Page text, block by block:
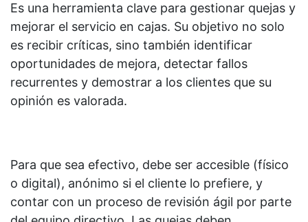
Es una herramienta clave para gestionar quejas y
mejorar el servicio en cajas. Su objetivo no solo
es recibir críticas, sino también identificar
oportunidades de mejora, detectar fallos
recurrentes y demostrar a los clientes que su
opinión es valorada.
Para que sea efectivo, debe ser accesible (físico
o digital), anónimo si el cliente lo prefiere, y
contar con un proceso de revisión ágil por parte